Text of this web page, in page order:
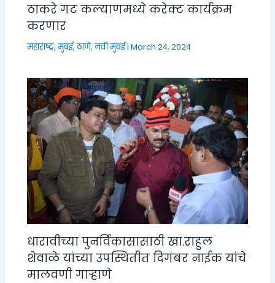
ठाकरे गट कल्याणमध्ये करेक्ट कार्यक्रम
करणार
महाराष्ट्र,मुंबई, ठाणे, नवी मुंबई|March 24, 2024
धारावीच्या पुनर्विकासासाठी खा.राहुल
शेवाळे यांच्या उपस्थितीत दिगंबर नाईक यांचे
मालवणी गाऱ्हाणे